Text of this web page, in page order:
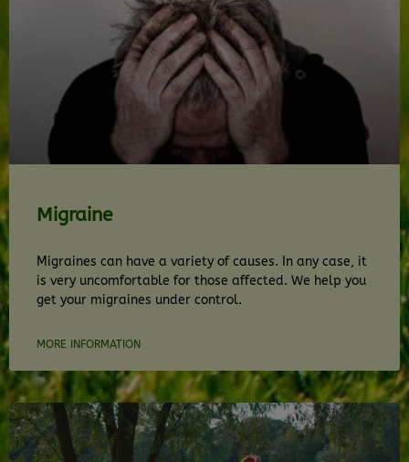
Migraine
Migraines can have a variety of causes. In any case, it
is very uncomfortable for those affected. We help you
get your migraines under control.
MORE INFORMATION